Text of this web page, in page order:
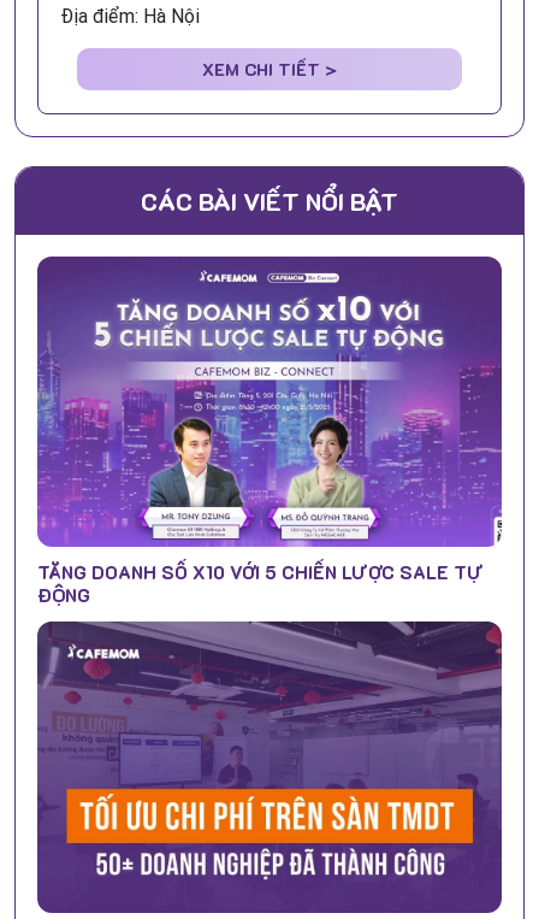
Địa điểm: Hà Nội
XEM CHI TIẾT >
CÁC BÀI VIẾT NỔI BẬT
TĂNG DOANH SỐ X10 VỚI 5 CHIẾN LƯỢC SALE TỰ
ĐỘNG